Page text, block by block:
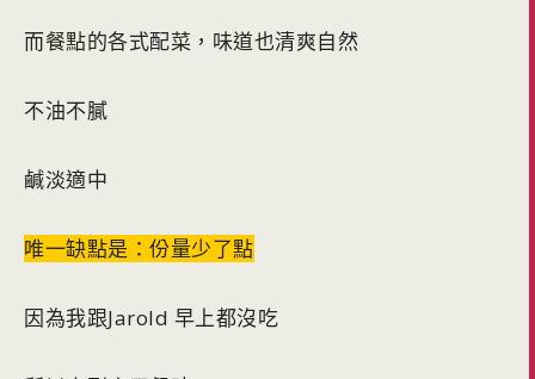
而餐點的各式配菜，味道也清爽自然
不油不膩
鹹淡適中
唯一缺點是：份量少了點
因為我跟Jarold 早上都沒吃